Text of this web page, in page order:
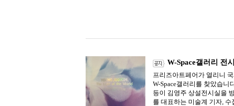
W-Space갤러리 전
프리즈아트페어가 열리니
W-Space갤러리를 찾았습니
등이 김영주 상설전시실을
를 대표하는 미술계 기자,